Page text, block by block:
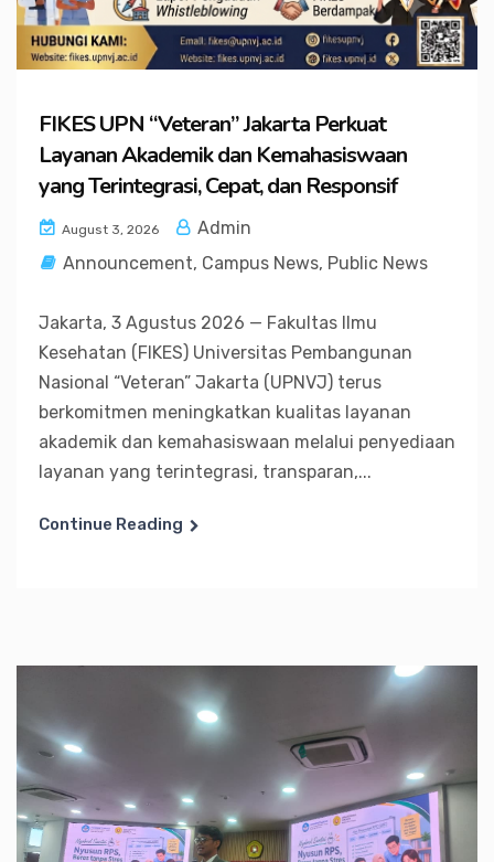
FIKES UPN “Veteran” Jakarta Perkuat
Layanan Akademik dan Kemahasiswaan
yang Terintegrasi, Cepat, dan Responsif
August 3, 2026
Admin
Announcement, Campus News, Public News
Jakarta, 3 Agustus 2026 — Fakultas Ilmu
Kesehatan (FIKES) Universitas Pembangunan
Nasional “Veteran” Jakarta (UPNVJ) terus
berkomitmen meningkatkan kualitas layanan
akademik dan kemahasiswaan melalui penyediaan
layanan yang terintegrasi, transparan,...
Continue Reading